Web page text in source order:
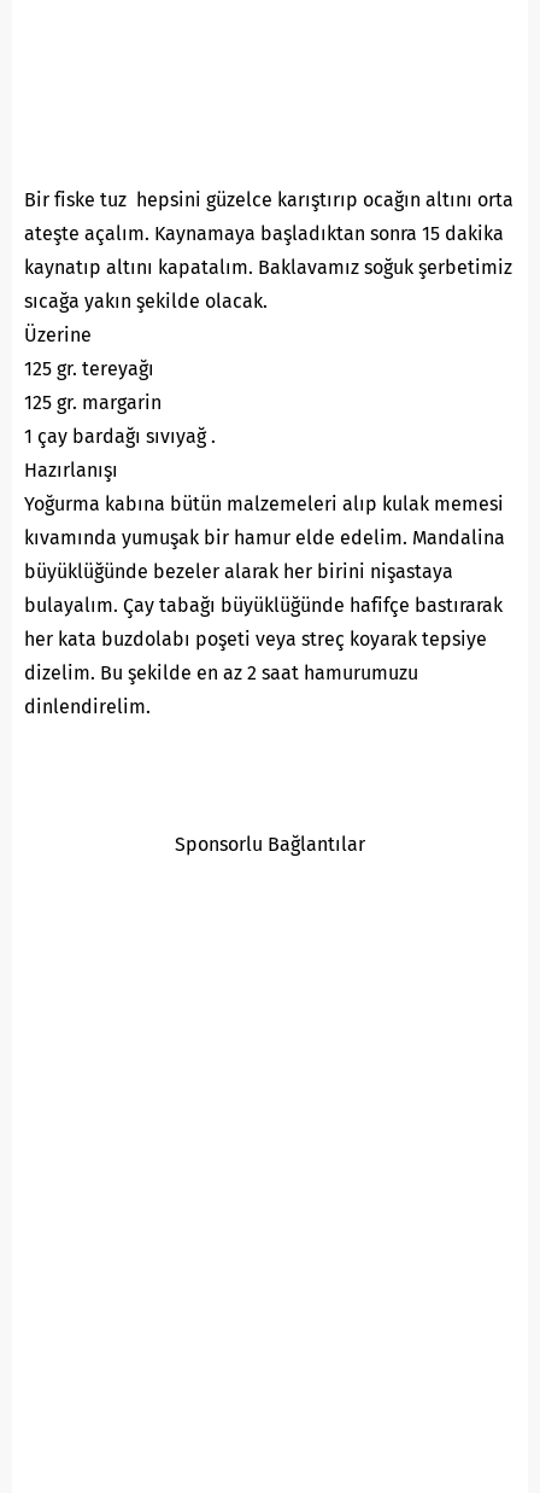
Bir fiske tuz hepsini güzelce karıştırıp ocağın altını orta
ateşte açalım. Kaynamaya başladıktan sonra 15 dakika
kaynatıp altını kapatalım. Baklavamız soğuk şerbetimiz
sıcağa yakın şekilde olacak.
Üzerine
125 gr. tereyağı
125 gr. margarin
1 çay bardağı sıvıyağ .
Hazırlanışı
Yoğurma kabına bütün malzemeleri alıp kulak memesi
kıvamında yumuşak bir hamur elde edelim. Mandalina
büyüklüğünde bezeler alarak her birini nişastaya
bulayalım. Çay tabağı büyüklüğünde hafifçe bastırarak
her kata buzdolabı poşeti veya streç koyarak tepsiye
dizelim. Bu şekilde en az 2 saat hamurumuzu
dinlendirelim.
Sponsorlu Bağlantılar